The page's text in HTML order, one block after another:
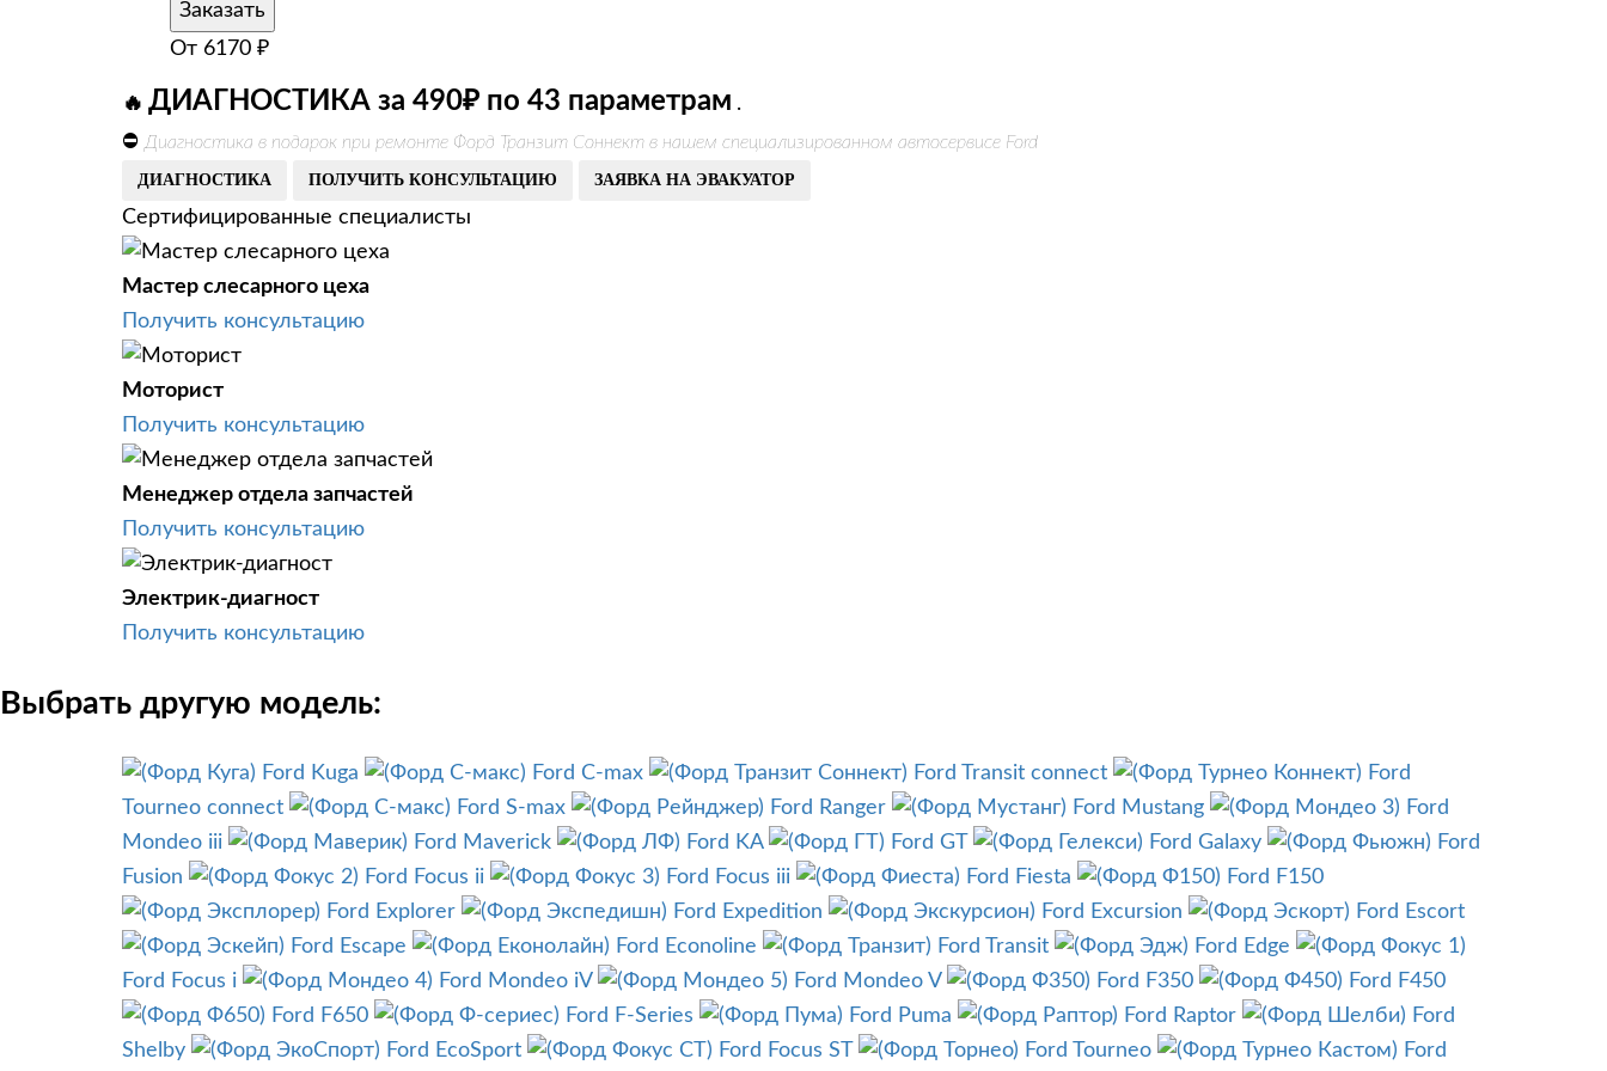
Заказать
От 6170 ₽
🔥 ДИАГНОСТИКА за 490₽ по 43 параметрам .
⛔ Диагностика в подарок при ремонте Форд Транзит Соннект в нашем специализированном автосервисе Ford
ДИАГНОСТИКА ПОЛУЧИТЬ КОНСУЛЬТАЦИЮ ЗАЯВКА НА ЭВАКУАТОР
Сертифицированные специалисты
Мастер слесарного цеха
Получить консультацию
Моторист
Получить консультацию
Менеджер отдела запчастей
Получить консультацию
Электрик-диагност
Получить консультацию
Выбрать другую модель:
Ford Kuga Ford C-max Ford Transit connect
Ford
Tourneo connect
Ford S-max Ford Ranger Ford Mustang
Ford
Mondeo iii
Ford Maverick Ford KA Ford GT Ford Galaxy
Ford
Fusion
Ford Focus ii Ford Focus iii Ford Fiesta
Ford F150
Ford Explorer
Ford Expedition Ford Excursion
Ford Escort
Ford Escape
Ford Econoline Ford Transit
Ford Edge
Ford Focus i
Ford Mondeo iV Ford Mondeo V Ford F350
Ford F450
Ford F650
Ford F-Series Ford Puma Ford Raptor
Ford
Shelby
Ford EcoSport Ford Focus ST Ford Tourneo Ford